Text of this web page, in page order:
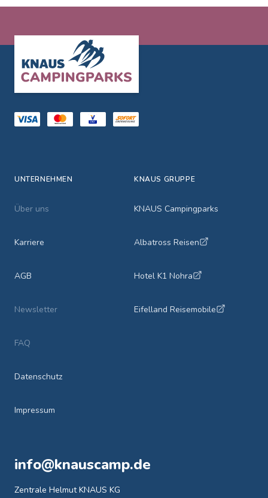
UNTERNEHMEN
Über uns
Karriere
AGB
Newsletter
FAQ
Datenschutz
Impressum
KNAUS GRUPPE
KNAUS Campingparks
Albatross Reisen
Hotel K1 Nohra
Eifelland Reisemobile
info@knauscamp.de
Zentrale Helmut KNAUS KG